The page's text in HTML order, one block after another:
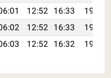
12:52 16:33
19:33
12:52 16:33
19:32
12:52 16:32 19:30